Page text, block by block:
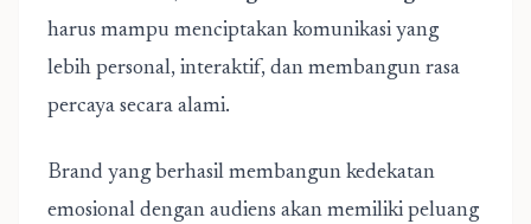
harus mampu menciptakan komunikasi yang
lebih personal, interaktif, dan membangun rasa
percaya secara alami.
Brand yang berhasil membangun kedekatan
emosional dengan audiens akan memiliki peluang